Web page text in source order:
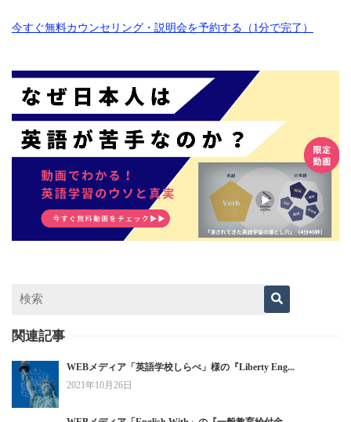
今すぐ無料カウンセリング・説明会を予約する（1分で完了）
関連記事
WEBメディア「英語学校しらべ」様の『Liberty Eng...
2021年10月26日